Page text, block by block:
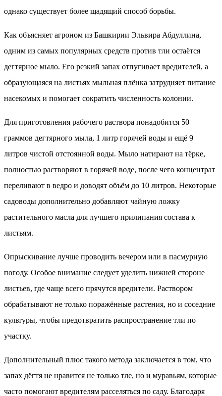
однако существует более щадящий способ борьбы.
Как объясняет агроном из Башкирии Эльвира Абдуллина,
одним из самых популярных средств против тли остаётся
дегтярное мыло. Его резкий запах отпугивает вредителей, а
образующаяся на листьях мыльная плёнка затрудняет питание
насекомых и помогает сократить численность колонии.
Для приготовления рабочего раствора понадобится 50
граммов дегтярного мыла, 1 литр горячей воды и ещё 9
литров чистой отстоянной воды. Мыло натирают на тёрке,
полностью растворяют в горячей воде, после чего концентрат
переливают в ведро и доводят объём до 10 литров. Некоторые
садоводы дополнительно добавляют чайную ложку
растительного масла для лучшего прилипания состава к
листьям.
Опрыскивание лучше проводить вечером или в пасмурную
погоду. Особое внимание следует уделить нижней стороне
листьев, где чаще всего прячутся вредители. Раствором
обрабатывают не только поражённые растения, но и соседние
культуры, чтобы предотвратить распространение тли по
участку.
Дополнительный плюс такого метода заключается в том, что
запах дёгтя не нравится не только тле, но и муравьям, которые
часто помогают вредителям расселяться по саду. Благодаря